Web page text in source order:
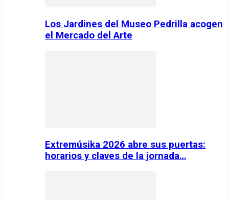
Los Jardines del Museo Pedrilla acogen
el Mercado del Arte
Extremúsika 2026 abre sus puertas:
horarios y claves de la jornada…